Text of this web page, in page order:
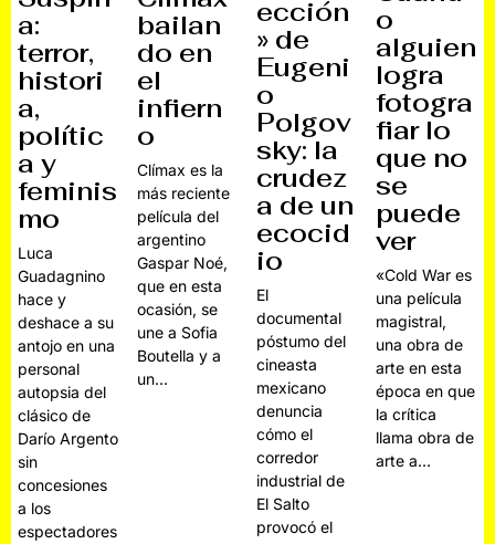
a:
terror,
histori
a,
polític
a y
feminis
mo
Luca
Guadagnino
hace y
deshace a su
antojo en una
personal
autopsia del
clásico de
Darío Argento
sin
concesiones
a los
espectadores
bailan
do en
el
infiern
o
Clímax es la
más reciente
película del
argentino
Gaspar Noé,
que en esta
ocasión, se
une a Sofia
Boutella y a
un…
ección
» de
Eugeni
o
Polgov
sky: la
crudez
a de un
ecocid
io
El
documental
póstumo del
cineasta
mexicano
denuncia
cómo el
corredor
industrial de
El Salto
provocó el
o
alguien
logra
fotogra
fiar lo
que no
se
puede
ver
«Cold War es
una película
magistral,
una obra de
arte en esta
época en que
la crítica
llama obra de
arte a…